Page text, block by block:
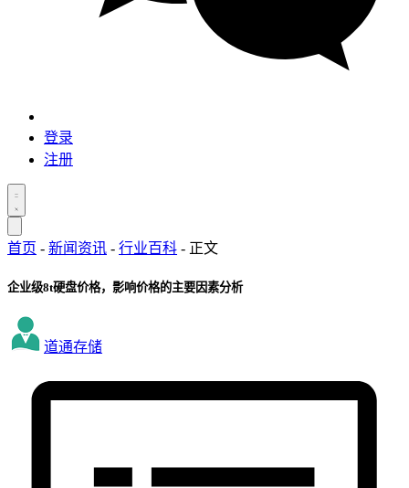
登录
注册
首页 - 新闻资讯 - 行业百科 - 正文
企业级8t硬盘价格，影响价格的主要因素分析
道通存储